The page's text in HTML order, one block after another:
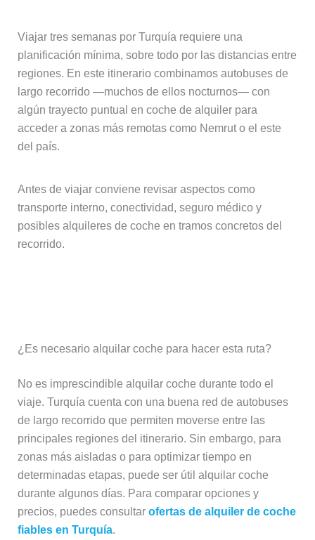
Viajar tres semanas por Turquía requiere una
planificación mínima, sobre todo por las distancias entre
regiones. En este itinerario combinamos autobuses de
largo recorrido —muchos de ellos nocturnos— con
algún trayecto puntual en coche de alquiler para
acceder a zonas más remotas como Nemrut o el este
del país.
Antes de viajar conviene revisar aspectos como
transporte interno, conectividad, seguro médico y
posibles alquileres de coche en tramos concretos del
recorrido.
¿Es necesario alquilar coche para hacer esta ruta?
No es imprescindible alquilar coche durante todo el
viaje. Turquía cuenta con una buena red de autobuses
de largo recorrido que permiten moverse entre las
principales regiones del itinerario. Sin embargo, para
zonas más aisladas o para optimizar tiempo en
determinadas etapas, puede ser útil alquilar coche
durante algunos días. Para comparar opciones y
precios, puedes consultar ofertas de alquiler de coche
fiables en Turquía.